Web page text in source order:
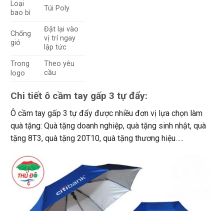
Loại
bao bì
Túi Poly
Chống
gió
Đặt lại vào
vị trí ngay
lập tức
Trong
logo
Theo yêu
cầu
Chi tiết ô cầm tay gấp 3 tự đẩy:
Ô cầm tay gấp 3 tự đẩy được nhiều đơn vị lựa chọn làm
quà tặng: Quà tặng doanh nghiệp, quà tặng sinh nhật, quà
tặng 8T3, quà tặng 20T10, quà tặng thương hiệu…..